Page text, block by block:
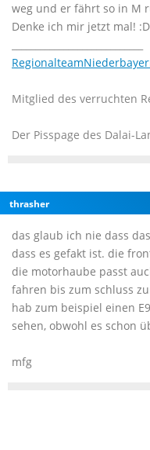
weg und er fährt so in M
Denke ich mir jetzt mal! :D
Mitglied des verruchten
Der Pisspage des Dalai-
thrasher
das glaub ich nie dass
dass es gefakt ist. die
die motorhaube passt
fahren bis zum schluss
hab zum beispiel einen
sehen, obwohl es schon
mfg